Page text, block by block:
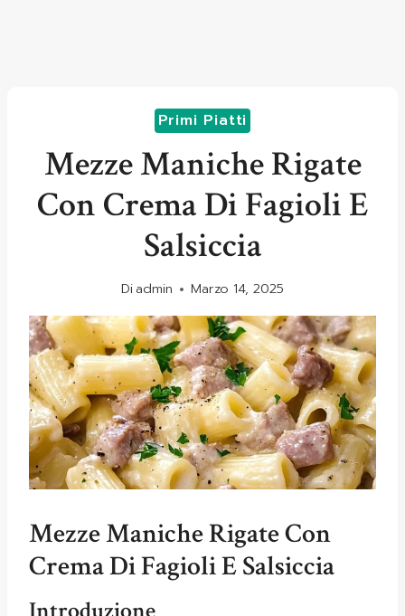
Primi Piatti
Mezze Maniche Rigate
Con Crema Di Fagioli E
Salsiccia
Diadmin Marzo 14, 2025
Mezze Maniche Rigate Con
Crema Di Fagioli E Salsiccia